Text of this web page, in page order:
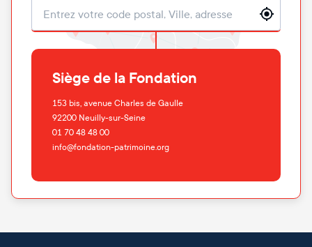
Localisation
Siège de la Fondation
153 bis, avenue Charles de Gaulle
92200 Neuilly-sur-Seine
01 70 48 48 00
info@fondation-patrimoine.org